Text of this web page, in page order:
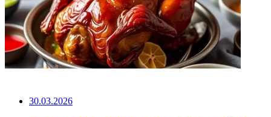
30.03.2026